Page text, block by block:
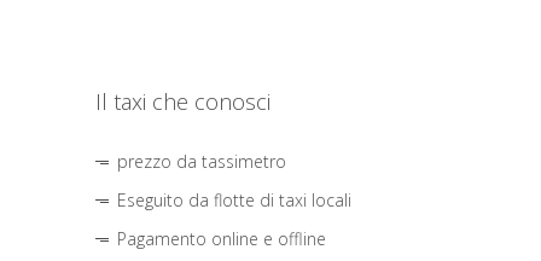
Il taxi che conosci
prezzo da tassimetro
Eseguito da flotte di taxi locali
Pagamento online e offline